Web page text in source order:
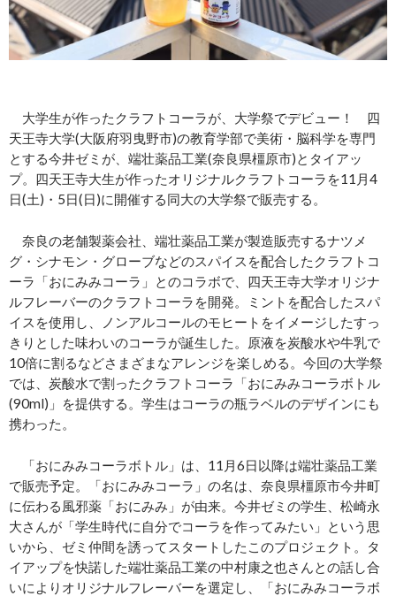
大学生が作ったクラフトコーラが、大学祭でデビュー！ 四
天王寺大学(大阪府羽曳野市)の教育学部で美術・脳科学を専門
とする今井ゼミが、端壮薬品工業(奈良県橿原市)とタイアッ
プ。四天王寺大生が作ったオリジナルクラフトコーラを11月4
日(土)・5日(日)に開催する同大の大学祭で販売する。
奈良の老舗製薬会社、端壮薬品工業が製造販売するナツメ
グ・シナモン・グローブなどのスパイスを配合したクラフトコ
ーラ「おにみみコーラ」とのコラボで、四天王寺大学オリジナ
ルフレーバーのクラフトコーラを開発。ミントを配合したスパ
イスを使用し、ノンアルコールのモヒートをイメージしたすっ
きりとした味わいのコーラが誕生した。原液を炭酸水や牛乳で
10倍に割るなどさまざまなアレンジを楽しめる。今回の大学祭
では、炭酸水で割ったクラフトコーラ「おにみみコーラボトル
(90ml)」を提供する。学生はコーラの瓶ラベルのデザインにも
携わった。
「おにみみコーラボトル」は、11月6日以降は端壮薬品工業
で販売予定。「おにみみコーラ」の名は、奈良県橿原市今井町
に伝わる風邪薬「おにみみ」が由来。今井ゼミの学生、松崎永
大さんが「学生時代に自分でコーラを作ってみたい」という思
いから、ゼミ仲間を誘ってスタートしたこのプロジェクト。タ
イアップを快諾した端壮薬品工業の中村康之也さんとの話し合
いによりオリジナルフレーバーを選定し、「おにみみコーラボ